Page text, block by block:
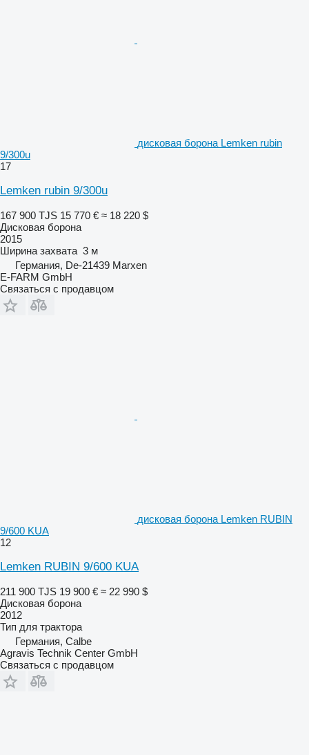
дисковая борона Lemken rubin
9/300u
17
Lemken rubin 9/300u
167 900 TJS 15 770 € ≈ 18 220 $
Дисковая борона
2015
Ширина захвата 3 м
Германия, De-21439 Marxen
E-FARM GmbH
Связаться с продавцом
дисковая борона Lemken RUBIN
9/600 KUA
12
Lemken RUBIN 9/600 KUA
211 900 TJS 19 900 € ≈ 22 990 $
Дисковая борона
2012
Тип для трактора
Германия, Calbe
Agravis Technik Center GmbH
Связаться с продавцом